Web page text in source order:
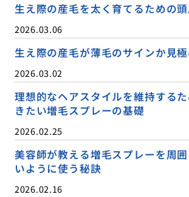
生え際の産毛を太く育てるための
2026.03.06
生え際の産毛が薄毛のサインか見
2026.03.02
理想的なヘアスタイルを維持する
きたい増毛スプレーの基礎
2026.02.25
美容師が教える増毛スプレーを周
いように使う秘訣
2026.02.16